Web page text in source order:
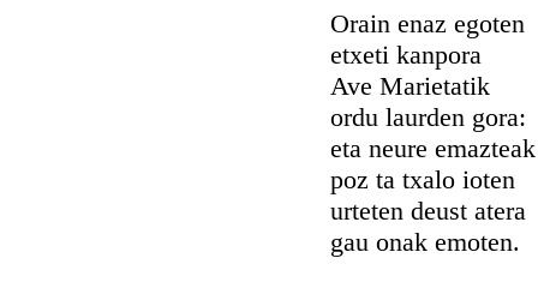
Orain enaz egoten
etxeti kanpora
Ave Marietatik
ordu laurden gora:
eta neure emazteak
poz ta txalo ioten
urteten deust atera
gau onak emoten.